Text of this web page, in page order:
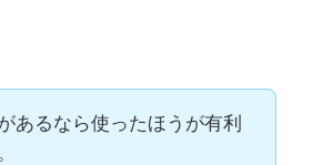
あるなら使ったほうが有利